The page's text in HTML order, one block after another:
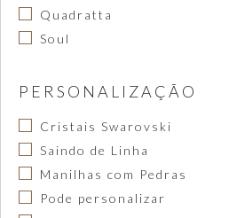
Quadratta
Soul
PERSONALIZAÇÃO
Cristais Swarovski
Saindo de Linha
Manilhas com Pedras
Pode personalizar